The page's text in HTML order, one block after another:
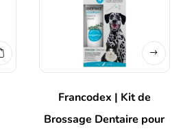
Francodex | Kit de
Brossage Dentaire pour